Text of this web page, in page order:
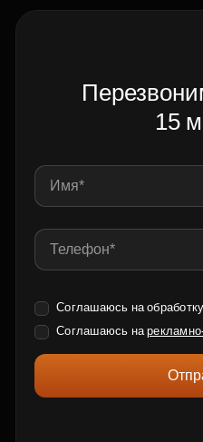
15
Соглашаюсь на обработку
Соглашаюсь на